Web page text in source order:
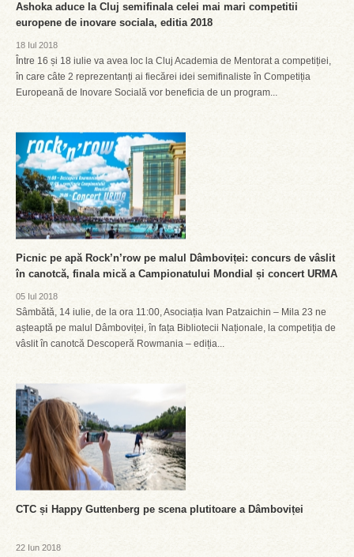
Ashoka aduce la Cluj semifinala celei mai mari competitii
europene de inovare sociala, editia 2018
18 Iul 2018
Între 16 și 18 iulie va avea loc la Cluj Academia de Mentorat a competiției,
în care câte 2 reprezentanți ai fiecărei idei semifinaliste în Competiția
Europeană de Inovare Socială vor beneficia de un program...
Picnic pe apă Rock’n’row pe malul Dâmboviței: concurs de vâslit
în canotcă, finala mică a Campionatului Mondial și concert URMA
05 Iul 2018
Sâmbătă, 14 iulie, de la ora 11:00, Asociația Ivan Patzaichin – Mila 23 ne
așteaptă pe malul Dâmboviței, în fața Bibliotecii Naționale, la competiția de
vâslit în canotcă Descoperă Rowmania – ediția...
CTC și Happy Guttenberg pe scena plutitoare a Dâmboviței
22 Iun 2018